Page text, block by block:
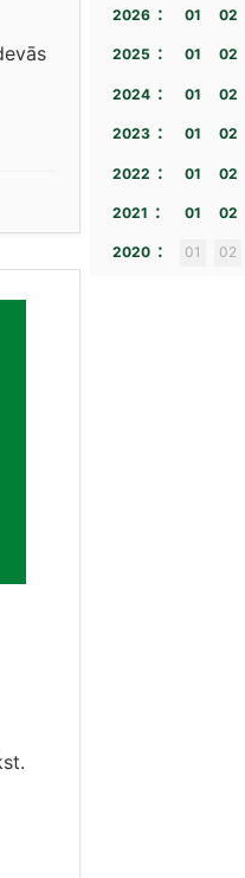
2026 : 01 02
2025 : 01 02
2024 : 01 02
2023 : 01 02
2022 : 01 02
2021 : 01 02
2020 : 01 02